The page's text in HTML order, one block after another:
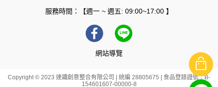
服務時間：【週一 ~ 週五: 09:00~17:00 】
網站導覽
Copyright © 2023 達鐵創意整合有限公司 | 統編 28805675 | 食品登錄證號：B-
154601607-00000-8